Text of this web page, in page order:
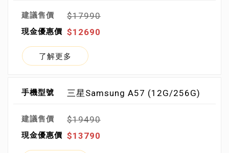
$17990
$12690
了解更多
三星Samsung A57 (12G/256G)
$19490
$13790